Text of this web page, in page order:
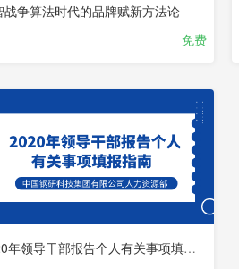
战争算法时代的品牌赋新方法论
免费
2020年领导干部报告个人有关事项填报指南